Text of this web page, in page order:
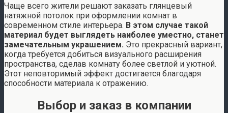
Чаще всего жители решают заказать глянцевый
натяжной потолок при оформлении комнат в
современном стиле интерьера. В этом случае такой
материал будет выглядеть наиболее уместно, станет
замечательным украшением. Это прекрасный вариант,
когда требуется добиться визуального расширения
пространства, сделав комнату более светлой и уютной.
Этот неповторимый эффект достигается благодаря
способности материала к отражению.
Выбор и заказ в компании